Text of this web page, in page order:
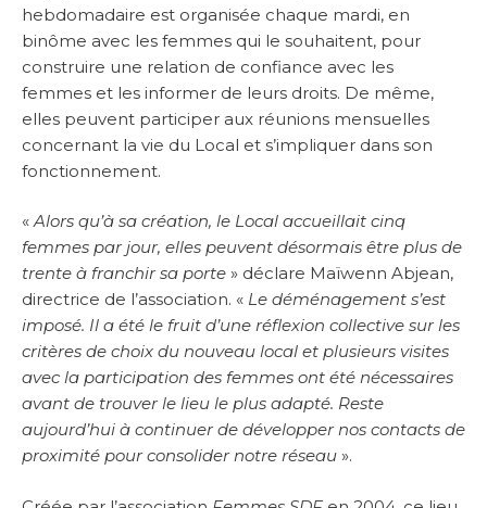
hebdomadaire est organisée chaque mardi, en
binôme avec les femmes qui le souhaitent, pour
construire une relation de confiance avec les
femmes et les informer de leurs droits. De même,
elles peuvent participer aux réunions mensuelles
concernant la vie du Local et s’impliquer dans son
fonctionnement.
«Alors qu’à sa création, le Local accueillait cinq
femmes par jour, elles peuvent désormais être plus de
trente à franchir sa porte » déclare Maïwenn Abjean,
directrice de l’association. « Le déménagement s’est
imposé. Il a été le fruit d’une réflexion collective sur les
critères de choix du nouveau local et plusieurs visites
avec la participation des femmes ont été nécessaires
avant de trouver le lieu le plus adapté. Reste
aujourd’hui à continuer de développer nos contacts de
proximité pour consolider notre réseau ».